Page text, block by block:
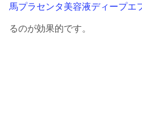
馬プラセンタ美容液ディープエ
るのが効果的です。